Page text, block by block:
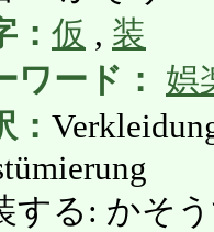
： 仮 , 装
ワード：
娯
：
する: かそう